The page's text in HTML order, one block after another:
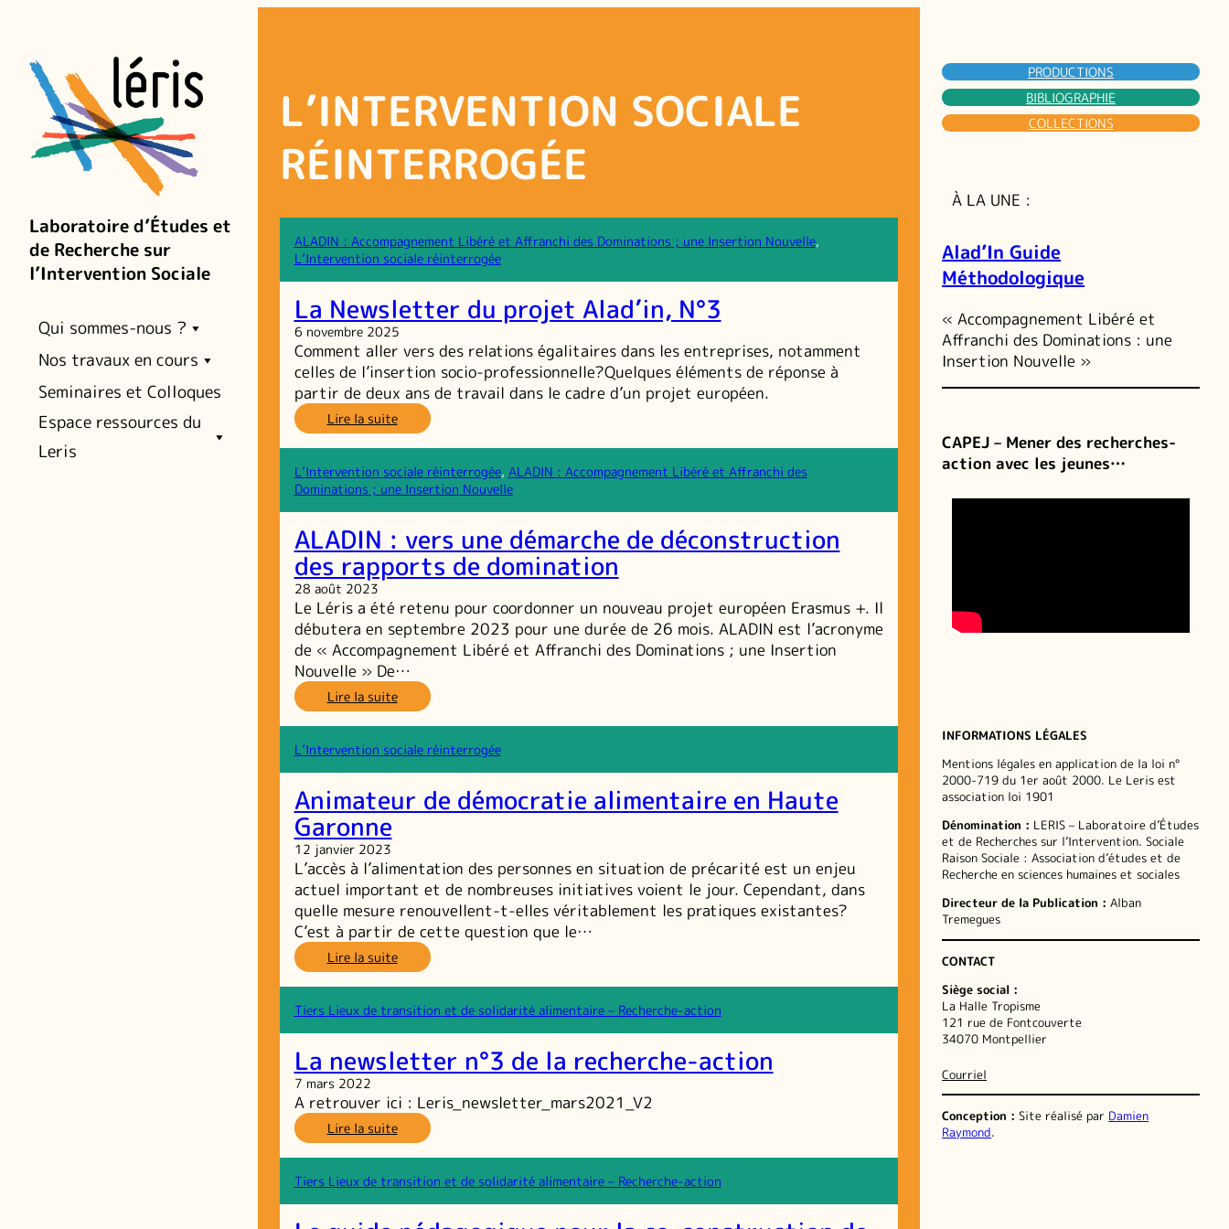
contenu
Laboratoire d’Études et
de Recherche sur
l’Intervention Sociale
Qui sommes-nous ?
Nos travaux en cours
Seminaires et Colloques
Espace ressources du
Leris
L’INTERVENTION SOCIALE
RÉINTERROGÉE
ALADIN : Accompagnement Libéré et Affranchi des Dominations ; une Insertion Nouvelle
L’Intervention sociale réinterrogée
La Newsletter du projet Alad’in, N°3
6 novembre 2025
Comment aller vers des relations égalitaires dans les entreprises, notamment
celles de l’insertion socio-professionnelle?Quelques éléments de réponse à
partir de deux ans de travail dans le cadre d’un projet européen.
Lire la suite:
La
Newsletter
du
projet
L’Intervention sociale réinterrogée, ALADIN : Accompagnement Libéré et Affranchi des
Dominations ; une Insertion Nouvelle
ALADIN : vers une démarche de déconstruction
des rapports de domination
28 août 2023
Le Léris a été retenu pour coordonner un nouveau projet européen Erasmus +. Il
débutera en septembre 2023 pour une durée de 26 mois. ALADIN est l’acronyme
de « Accompagnement Libéré et Affranchi des Dominations ; une Insertion
Nouvelle » De…
Lire la suite:
ALADIN :
vers
une
déconstruction
des
domination
L’Intervention sociale réinterrogée
Animateur de démocratie alimentaire en Haute
Garonne
12 janvier 2023
L’accès à l’alimentation des personnes en situation de précarité est un enjeu
actuel important et de nombreuses initiatives voient le jour. Cependant, dans
quelle mesure renouvellent-t-elles véritablement les pratiques existantes?
C’est à partir de cette question que le…
Lire la suite:
Animateur
de
démocratie
Haute
Garonne
Tiers Lieux de transition et de solidarité alimentaire – Recherche-action
La newsletter n°3 de la recherche-action
7 mars 2022
A retrouver ici : Leris_newsletter_mars2021_V2
Lire la suite:
La
newsletter
n°3
Tiers Lieux de transition et de solidarité alimentaire – Recherche-action
PRODUCTIONS
BIBLIOGRAPHIE
COLLECTIONS
À LA UNE :
Alad’In Guide
Méthodologique
« Accompagnement Libéré et
Affranchi des Dominations : une
Insertion Nouvelle »
CAPEJ – Mener des recherches-
action avec les jeunes…
INFORMATIONS LÉGALES
Mentions légales en application de la loi n°
2000-719 du 1er août 2000. Le Leris est
association loi 1901
Dénomination : LERIS – Laboratoire d’Études
et de Recherches sur l’Intervention. Sociale
Raison Sociale : Association d’études et de
Recherche en sciences humaines et sociales
Directeur de la Publication : Alban
Tremegues
CONTACT
Siège social :
La Halle Tropisme
121 rue de Fontcouverte
34070 Montpellier
Courriel
Conception : Site réalisé par Damien
Raymond.